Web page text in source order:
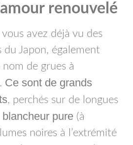
renouvelé
vous avez déjà vu des
du Japon, également
de grues à
Ce sont de grands
, perchés sur de longues
blancheur pure (à
noires à l’extrémité